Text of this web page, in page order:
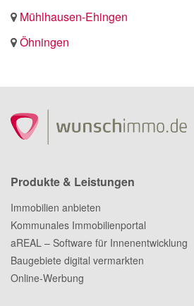
Mühlhausen-Ehingen
Öhningen
Produkte & Leistungen
Immobilien anbieten
Kommunales Immobilienportal
aREAL – Software für Innenentwicklung
Baugebiete digital vermarkten
Online-Werbung